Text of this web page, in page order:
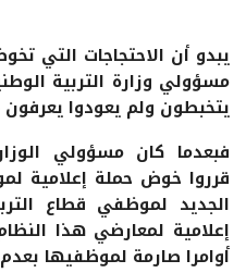
يبدو أن الاحتجاجات التي
مسؤولي وزارة التربية
يتخبطون ولم يعودوا يعرفون
فبعدما كان مسؤولي
قرروا خوض حملة إعلامية
الجديد لموظفي قطاع
إعلامية لمعارضي هذا
أوامرا صارمة لموظفيها